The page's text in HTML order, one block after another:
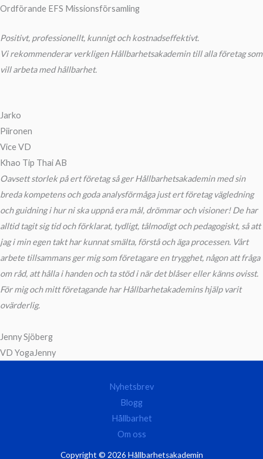
Ordförande EFS Missionsförsamling
Positivt, professionellt, kunnigt och kostnadseffektivt.
Vi rekommenderar verkligen Hållbarhetsakademin till alla företag som
vill arbeta med hållbarhet.
Jarko
Piironen
Vice VD
Khao Tip Thai AB
Oavsett storlek på ert företag så ger Hållbarhetsakademin med sin
breda kompetens och goda analysförmåga just ert företag vägledning
och guidning i hur ni ska uppnå era mål, drömmar och visioner! De har
alltid tagit sig tid och förklarat, tydligt, tålmodigt och pedagogiskt, så att
jag i min egen takt har kunnat smälta, förstå och äga processen. Vårt
arbete tillsammans ger mig som företagare en trygghet, någon att fråga
om råd, att hålla i handen och ta stöd i när det blåser eller känns ovisst.
För mig och mitt företagande har Hållbarhetakademins hjälp varit
ovärderlig.
Jenny Sjöberg
VD YogaJenny
Nyhetsbrev
Blogg
Hållbarhet
Om oss
Copyright © 2026 Hållbarhetsakademin